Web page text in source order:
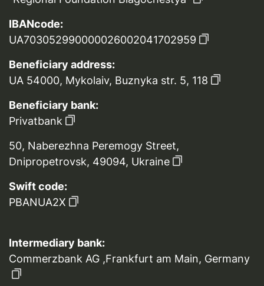
IBANcode:
UA703052990000026002041702959
Beneficiary address:
UA 54000, Mykolaiv, Buznyka str. 5, 118
Beneficiary bank:
Privatbank
50, Naberezhna Peremogy Street,
Dnipropetrovsk, 49094, Ukraine
Swift code:
PBANUA2X
Intermediary bank:
Commerzbank AG ,Frankfurt am Main, Germany